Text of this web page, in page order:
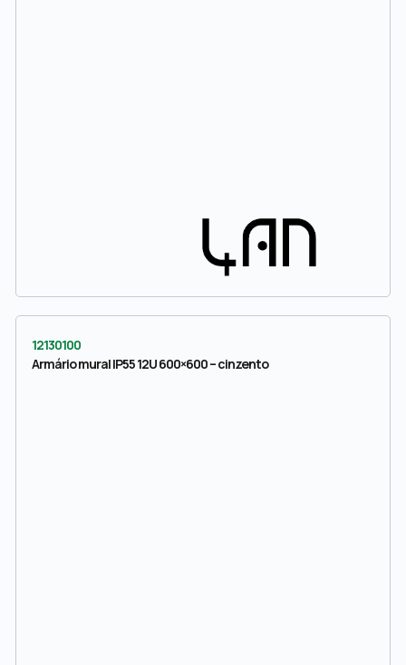
12130100
Armário mural IP55 12U 600×600 – cinzento